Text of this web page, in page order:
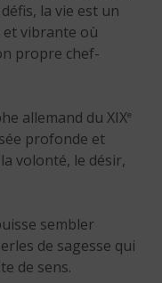
la vie est un
et vibrante où
propre chef-
allemand du XIXe
profonde et
volonté, le désir,
sembler
de sagesse qui
de sens.